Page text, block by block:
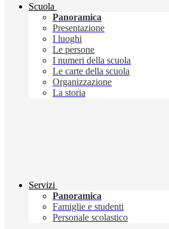
Scuola
Panoramica
Presentazione
I luoghi
Le persone
I numeri della scuola
Le carte della scuola
Organizzazione
La storia
Servizi
Panoramica
Famiglie e studenti
Personale scolastico